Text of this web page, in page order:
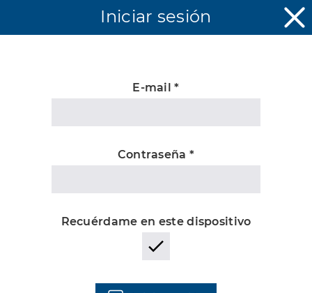
Desconocida
Iniciar sesión
E-mail *
Contraseña *
Recuérdame en este dispositivo